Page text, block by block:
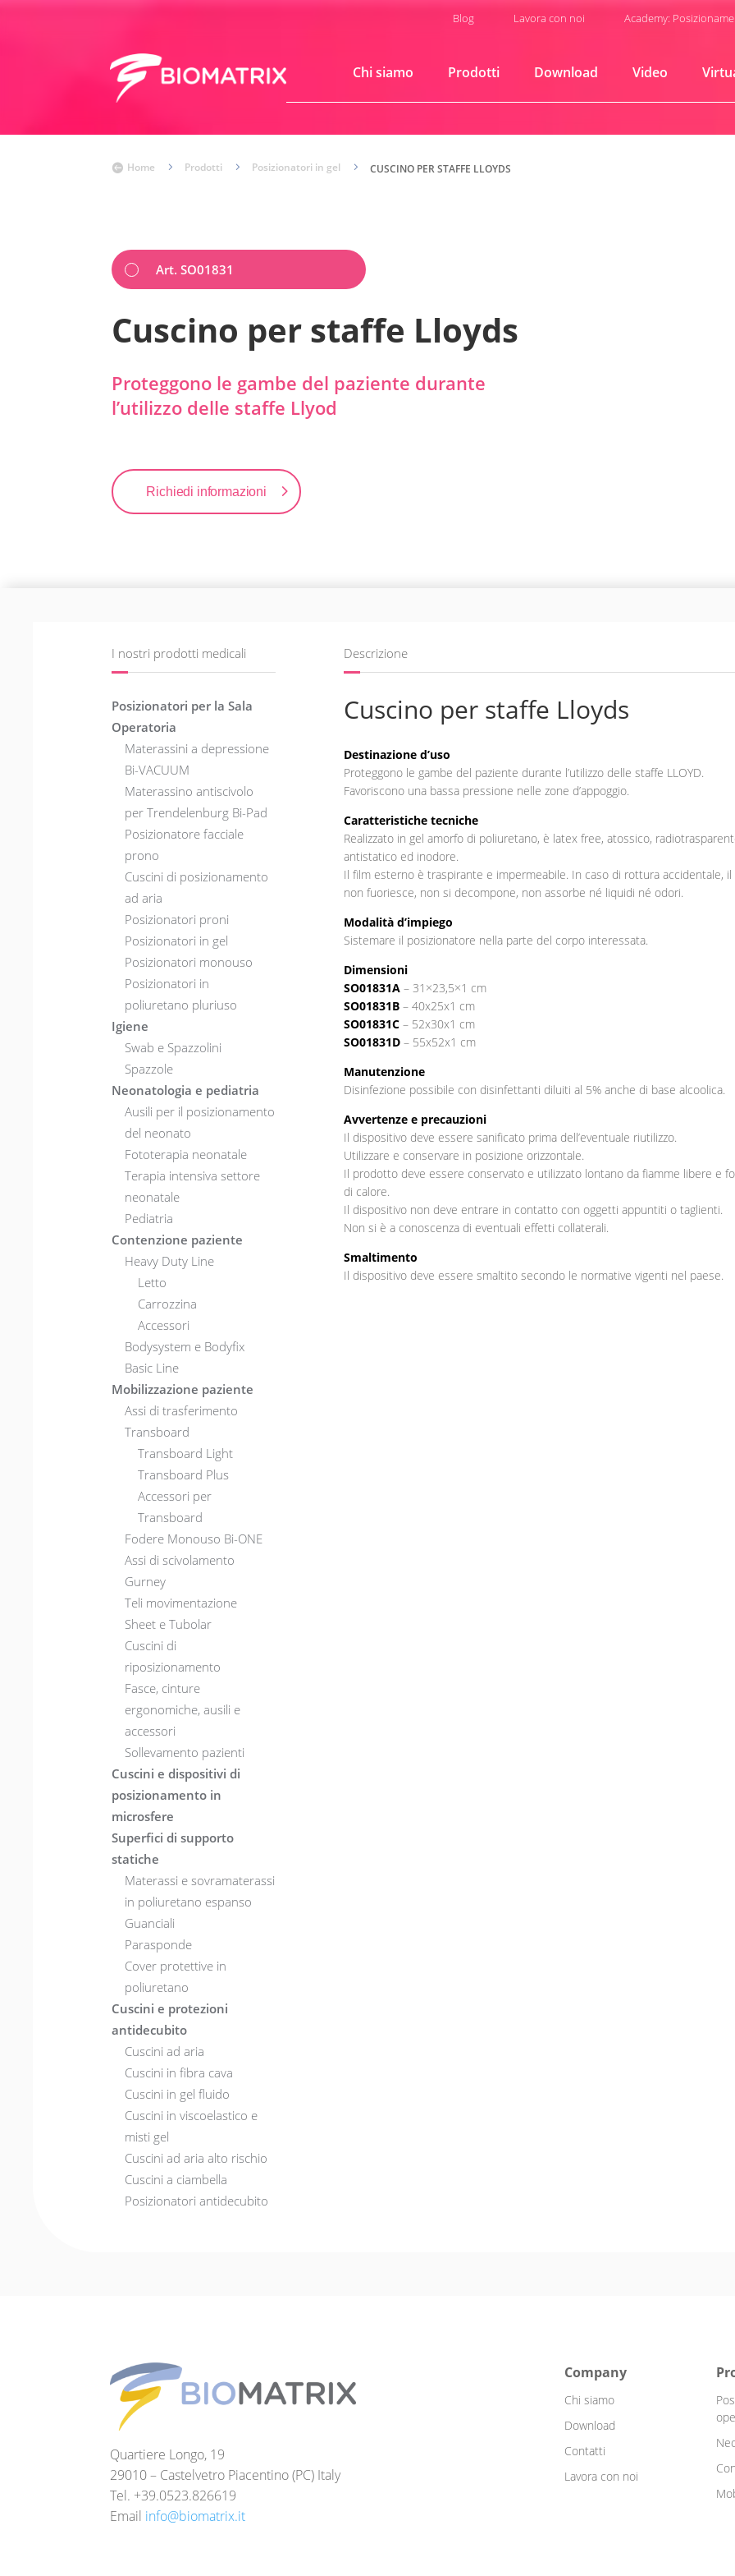
Blog Lavora con noi Academy:
Chi siamo Prodotti Download Video
 Home 5 Prodotti 5 Posizionatori in gel 5 CUSCINO PER STAFFE LLOYDS
Art. SO01831
Cuscino per staffe Lloyds
Proteggono le gambe del paziente durante
l’utilizzo delle staffe Llyod
Richiedi informazioni
I nostri prodotti medicali
Posizionatori per la Sala
Operatoria
Materassini a depressione
Bi-VACUUM
Materassino antiscivolo
per Trendelenburg Bi-Pad
Posizionatore facciale
prono
Cuscini di posizionamento
ad aria
Posizionatori proni
Posizionatori in gel
Posizionatori monouso
Posizionatori in
poliuretano pluriuso
Igiene
Swab e Spazzolini
Spazzole
Neonatologia e pediatria
Ausili per il posizionamento
del neonato
Fototerapia neonatale
Terapia intensiva settore
neonatale
Pediatria
Contenzione paziente
Heavy Duty Line
Letto
Carrozzina
Accessori
Bodysystem e Bodyfix
Basic Line
Mobilizzazione paziente
Assi di trasferimento
Transboard
Transboard Light
Transboard Plus
Accessori per
Transboard
Fodere Monouso Bi-ONE
Assi di scivolamento
Gurney
Teli movimentazione
Sheet e Tubolar
Cuscini di
riposizionamento
Fasce, cinture
ergonomiche, ausili e
accessori
Sollevamento pazienti
Cuscini e dispositivi di
posizionamento in
microsfere
Superfici di supporto
statiche
Materassi e sovramaterassi
in poliuretano espanso
Guanciali
Parasponde
Cover protettive in
poliuretano
Cuscini e protezioni
antidecubito
Cuscini ad aria
Cuscini in fibra cava
Cuscini in gel fluido
Cuscini in viscoelastico e
misti gel
Cuscini ad aria alto rischio
Cuscini a ciambella
Posizionatori antidecubito
Descrizione
Cuscino per staffe Lloyds
Destinazione d’uso
Proteggono le gambe del paziente durante l’utilizzo delle staffe LLOYD.
Favoriscono una bassa pressione nelle zone d’appoggio.
Caratteristiche tecniche
Realizzato in gel amorfo di poliuretano, è latex free, atossico,
antistatico ed inodore.
Il film esterno è traspirante e impermeabile. In caso di rottura accidentale, il
non fuoriesce, non si decompone, non assorbe né liquidi né odori.
Modalità d’impiego
Sistemare il posizionatore nella parte del corpo interessata.
Dimensioni
SO01831A– 31×23,5×1 cm
SO01831B– 40x25x1 cm
SO01831C– 52x30x1 cm
SO01831D– 55x52x1 cm
Manutenzione
Disinfezione possibile con disinfettanti diluiti al 5% anche di base alcoolica.
Avvertenze e precauzioni
Il dispositivo deve essere sanificato prima dell’eventuale riutilizzo.
Utilizzare e conservare in posizione orizzontale.
Il prodotto deve essere conservato e utilizzato lontano da fiamme libere e
di calore.
Il dispositivo non deve entrare in contatto con oggetti appuntiti o taglienti.
Non si è a conoscenza di eventuali effetti collaterali.
Smaltimento
Il dispositivo deve essere smaltito secondo le normative vigenti nel paese.
Quartiere Longo, 19
29010 – Castelvetro Piacentino (PC) Italy
Tel. +39.0523.826619
Email info@biomatrix.it
Company
Chi siamo
Download
Contatti
Lavora con noi